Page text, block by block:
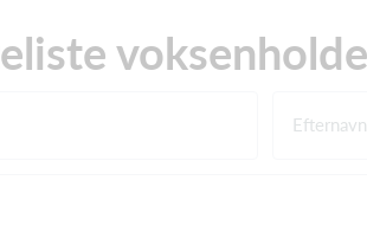
Efternavn